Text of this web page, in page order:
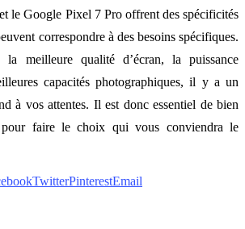
le Google Pixel 7 Pro offrent des spécificités
correspondre à des besoins spécifiques.
la meilleure qualité d’écran, la puissance
capacités photographiques, il y a un
à vos attentes. Il est donc essentiel de bien
faire le choix qui vous conviendra le
TwitterPinterestEmail